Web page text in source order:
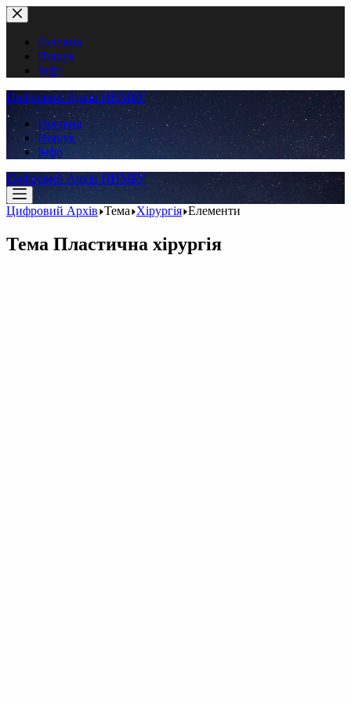
Перейти
до
вмістуГоловна
Пошук
Інфо
Цифровий Архів ННМБУ
Головна
Пошук
Інфо
Цифровий Архів ННМБУ
Цифровий Архів Тема Хірургія Елементи
Тема Пластична хірургія